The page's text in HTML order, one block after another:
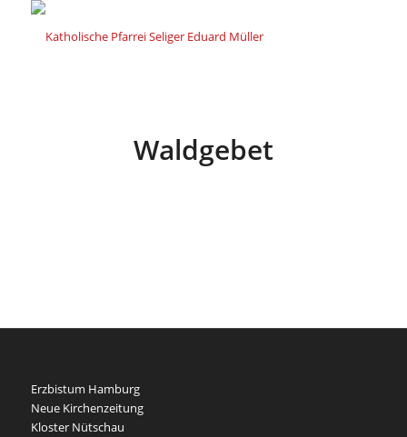
Waldgebet
Erzbistum Hamburg
Neue Kirchenzeitung
Kloster Nütschau